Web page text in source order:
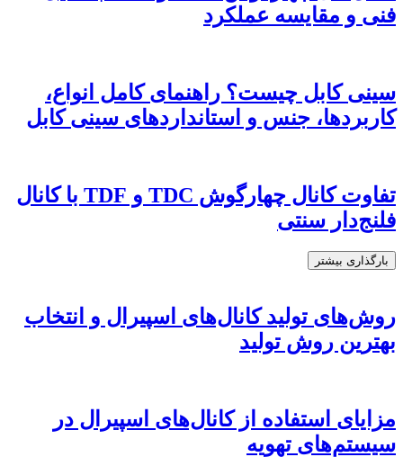
فنی و مقایسه عملکرد
سینی کابل چیست؟ راهنمای کامل انواع،
کاربردها، جنس و استانداردهای سینی کابل
تفاوت کانال چهارگوش TDC و TDF با کانال
فلنج‌دار سنتی
بارگذاری بیشتر
روش‌های تولید کانال‌های اسپیرال و انتخاب
بهترین روش تولید
مزایای استفاده از کانال‌های اسپیرال در
سیستم‌های تهویه